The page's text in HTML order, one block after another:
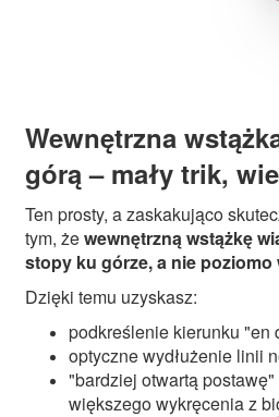
Wewnętrzna
górą – mały trik,
Ten prosty, a zaskakująco
tym, żewewnętrzną wstążkę
stopy ku górze, a nie poziomo
Dzięki temu uzyskasz:
podkreślenie kierunku "en
optyczne wydłużenie linii
"bardziej otwartą
większego wykręcenia z